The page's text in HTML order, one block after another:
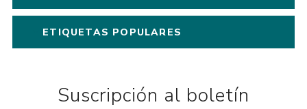
ETIQUETAS POPULARES
Suscripción al boletín